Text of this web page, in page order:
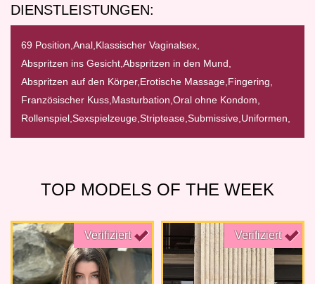
DIENSTLEISTUNGEN:
69 Position, Anal, Klassischer Vaginalsex,
Abspritzen ins Gesicht, Abspritzen in den Mund,
Abspritzen auf den Körper, Erotische Massage, Fingering,
Französischer Kuss, Masturbation, Oral ohne Kondom,
Rollenspiel, Sexspielzeuge, Striptease, Submissive, Uniformen,
TOP MODELS OF THE WEEK
Verifiziert Verifiziert